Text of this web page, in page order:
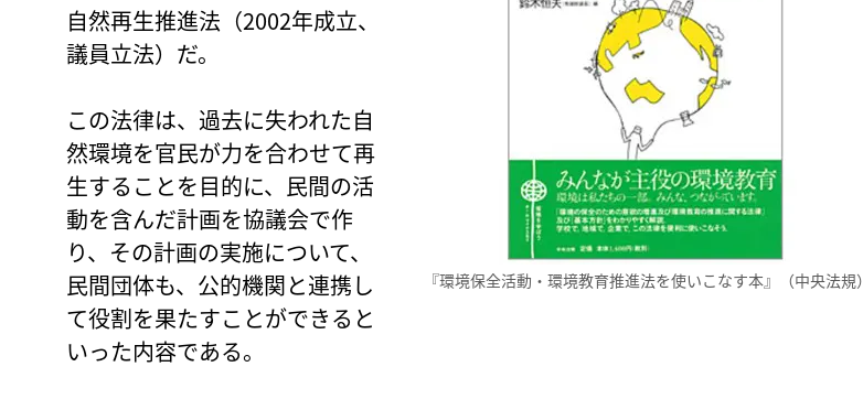
『環境保全活動・環境教育推進法を使いこなす本』（中央法規）
自然再生推進法（2002年成立、
議員立法）だ。
この法律は、過去に失われた自
然環境を官民が力を合わせて再
生することを目的に、民間の活
動を含んだ計画を協議会で作
り、その計画の実施について、
民間団体も、公的機関と連携し
て役割を果たすことができると
いった内容である。